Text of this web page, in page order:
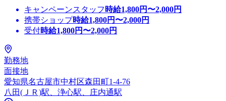
キャンペーンスタッフ 時給1,800円〜2,000円
携帯ショップ時給1,800円〜2,000円
受付時給1,800円〜2,000円
勤務地
面接地
愛知県名古屋市中村区森田町1-4-76
八田(ＪＲ)駅、浄心駅、庄内通駅